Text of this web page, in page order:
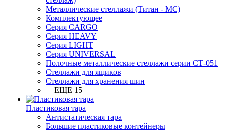
Металлические стеллажи (Титан - МС)
Комплектующее
Серия CARGO
Серия HEAVY
Серия LIGHT
Серия UNIVERSAL
Полочные металлические стеллажи серии СТ-051
Стеллажи для ящиков
Стеллажи для хранения шин
+ ЕЩЕ 15
Пластиковая тара
Антистатическая тара
Большие пластиковые контейнеры